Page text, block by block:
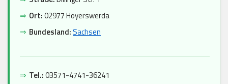
⇒ Ort:02977 Hoyerswerda
⇒ Bundesland:Sachsen
⇒ Tel.:03571-4741-36241